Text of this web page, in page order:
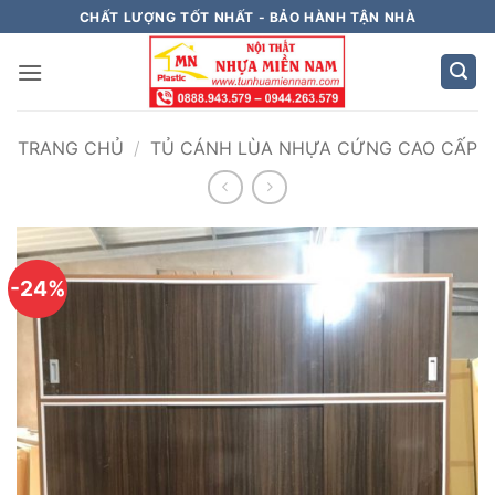
qua
nội
CHẤT LƯỢNG TỐT NHẤT - BẢO HÀNH TẬN NHÀ
TRANG CHỦ / TỦ CÁNH LÙA NHỰA CỨNG CAO CẤP
-24%